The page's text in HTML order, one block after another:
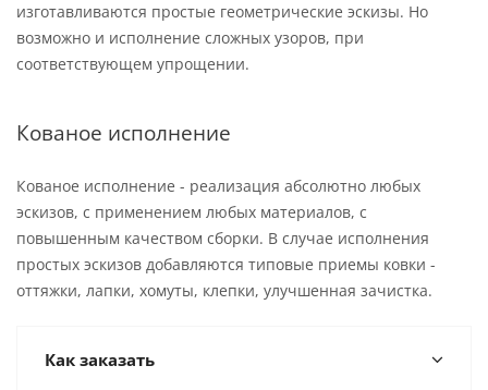
изготавливаются простые геометрические эскизы. Но
возможно и исполнение сложных узоров, при
соответствующем упрощении.
Кованое исполнение
Кованое исполнение - реализация абсолютно любых
эскизов, с применением любых материалов, с
повышенным качеством сборки. В случае исполнения
простых эскизов добавляются типовые приемы ковки -
оттяжки, лапки, хомуты, клепки, улучшенная зачистка.
Как заказать